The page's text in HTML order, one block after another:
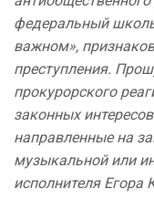
федеральный
важном»,
преступления.
прокурорского
законных
направленные на
музыкальной или
исполнителя Егора